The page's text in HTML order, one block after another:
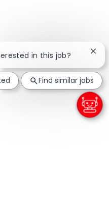
in this job?
Find similar jobs